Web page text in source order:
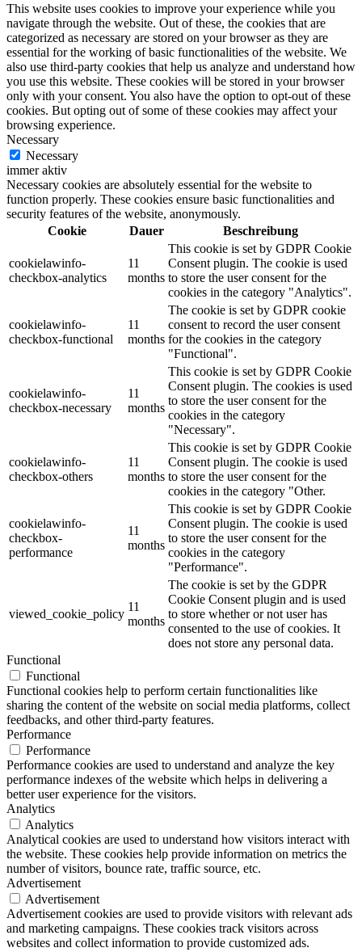
This website uses cookies to improve your experience while you
navigate through the website. Out of these, the cookies that are
categorized as necessary are stored on your browser as they are
essential for the working of basic functionalities of the website. We
also use third-party cookies that help us analyze and understand how
you use this website. These cookies will be stored in your browser
only with your consent. You also have the option to opt-out of these
cookies. But opting out of some of these cookies may affect your
browsing experience.
Necessary
Necessary
immer aktiv
Necessary cookies are absolutely essential for the website to
function properly. These cookies ensure basic functionalities and
security features of the website, anonymously.
Cookie
Dauer Beschreibung
cookielawinfo-
checkbox-analytics
11
months
This cookie is set by GDPR Cookie
Consent plugin. The cookie is used
to store the user consent for the
cookies in the category "Analytics".
cookielawinfo-
checkbox-functional
11
months
The cookie is set by GDPR cookie
consent to record the user consent
for the cookies in the category
"Functional".
cookielawinfo-
checkbox-necessary
11
months
This cookie is set by GDPR Cookie
Consent plugin. The cookies is used
to store the user consent for the
cookies in the category
"Necessary".
cookielawinfo-
checkbox-others
11
months
This cookie is set by GDPR Cookie
Consent plugin. The cookie is used
to store the user consent for the
cookies in the category "Other.
cookielawinfo-
checkbox-
performance
11
months
This cookie is set by GDPR Cookie
Consent plugin. The cookie is used
to store the user consent for the
cookies in the category
"Performance".
viewed_cookie_policy
11
months
The cookie is set by the GDPR
Cookie Consent plugin and is used
to store whether or not user has
consented to the use of cookies. It
does not store any personal data.
Functional
Functional
Functional cookies help to perform certain functionalities like
sharing the content of the website on social media platforms, collect
feedbacks, and other third-party features.
Performance
Performance
Performance cookies are used to understand and analyze the key
performance indexes of the website which helps in delivering a
better user experience for the visitors.
Analytics
Analytics
Analytical cookies are used to understand how visitors interact with
the website. These cookies help provide information on metrics the
number of visitors, bounce rate, traffic source, etc.
Advertisement
Advertisement
Advertisement cookies are used to provide visitors with relevant ads
and marketing campaigns. These cookies track visitors across
websites and collect information to provide customized ads.